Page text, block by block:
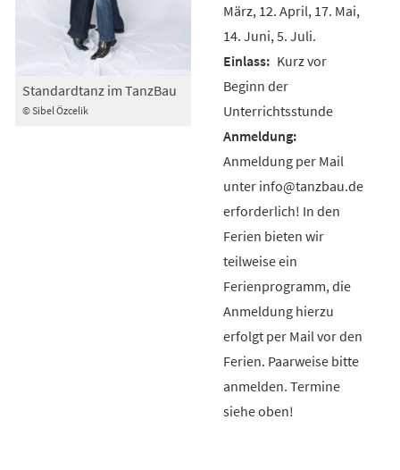
© Sibel Özcelik
Standardtanz im TanzBau
März, 12. April, 17. Mai,
14. Juni, 5. Juli.
Kurz vor
Beginn der
Unterrichtsstunde
Anmeldung per Mail
unter info@tanzbau.de
erforderlich! In den
Ferien bieten wir
teilweise ein
Ferienprogramm, die
Anmeldung hierzu
erfolgt per Mail vor den
Ferien. Paarweise bitte
anmelden. Termine
siehe oben!